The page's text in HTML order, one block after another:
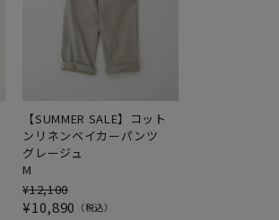
【SUMMER SALE】コット
ンリネンベイカーパンツ
グレージュ
M
¥12,100
¥10,890 税込